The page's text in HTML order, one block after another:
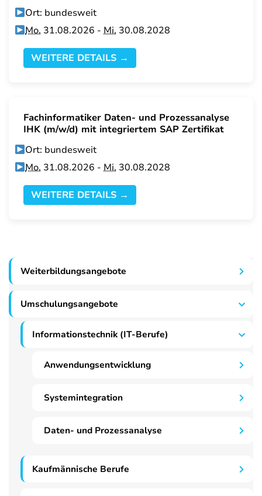
Ort: bundesweit
Mo. 31.08.2026 -Mi. 30.08.2028
WEITERE DETAILS →
Fachinformatiker Daten- und Prozessanalyse
IHK (m/w/d) mit integriertem SAP Zertifikat
Ort: bundesweit
Mo. 31.08.2026 -Mi. 30.08.2028
WEITERE DETAILS →
Weiterbildungsangebote
Umschulungsangebote
Informationstechnik (IT-Berufe)
Anwendungsentwicklung
Systemintegration
Daten- und Prozessanalyse
Kaufmännische Berufe